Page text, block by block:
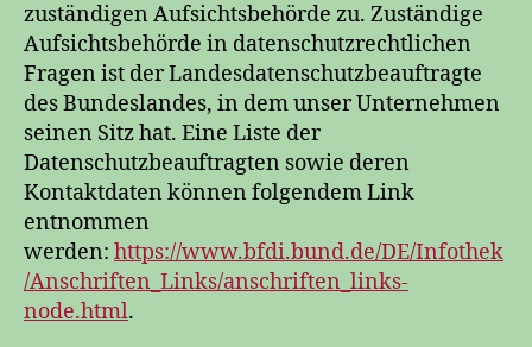
zuständigen Aufsichtsbehörde zu. Zuständige
Aufsichtsbehörde in datenschutzrechtlichen
Fragen ist der Landesdatenschutzbeauftragte
des Bundeslandes, in dem unser Unternehmen
seinen Sitz hat. Eine Liste der
Datenschutzbeauftragten sowie deren
Kontaktdaten können folgendem Link
entnommen
werden: https://www.bfdi.bund.de/DE/Infothek
/Anschriften_Links/anschriften_links-
node.html.